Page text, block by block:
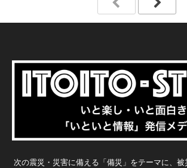
次の震災・災害に備える「備災」をテーマに、